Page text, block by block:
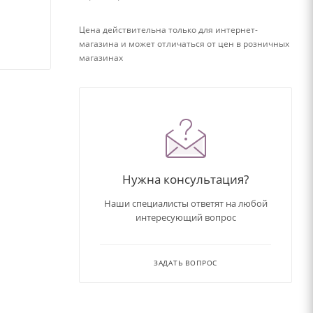
Цена действительна только для интернет-
магазина и может отличаться от цен в розничных
магазинах
Нужна консультация?
Наши специалисты ответят на любой
интересующий вопрос
ЗАДАТЬ ВОПРОС